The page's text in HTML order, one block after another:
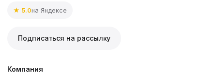
★ 5.0на Яндексе
Подписаться на рассылку
Компания